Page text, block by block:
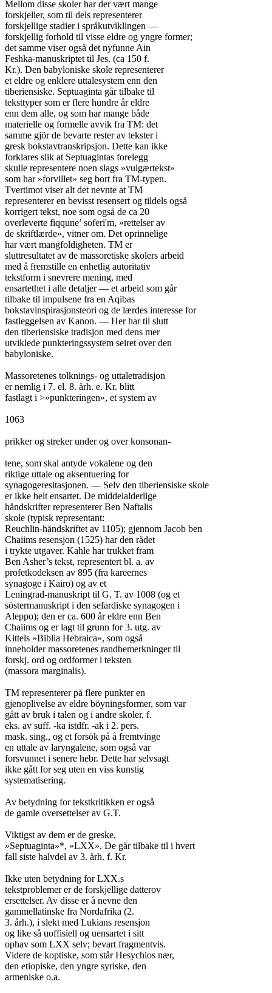
Mellom disse skoler har der vært mange
forskjeller, som til dels representerer
forskjellige stadier i språkutviklingen —
forskjellig forhold til visse eldre og yngre former;
det samme viser også det nyfunne Ain
Feshka-manuskriptet til Jes. (ca 150 f.
Kr.). Den babyloniske skole representerer
et eldre og enklere uttalesystem enn den
tiberiensiske. Septuaginta går tilbake til
teksttyper som er flere hundre år eldre
enn dem alle, og som har mange både
materielle og formelle avvik fra TM: det
samme gjör de bevarte rester av tekster i
gresk bokstavtranskripsjon. Dette kan ikke
forklares slik at Septuagintas forelegg
skulle representere noen slags »vulgærtekst»
som har »forvillet» seg bort fra TM-typen.
Tvertimot viser alt det nevnte at TM
representerer en bevisst resensert og tildels også
korrigert tekst, noe som også de ca 20
overleverte fiqqune’ soferi'm, »rettelser av
de skriftlærde», vitner om. Det oprinnelige
har vært mangfoldigheten. TM er
sluttresultatet av de massoretiske skolers arbeid
med å fremstille en enhetlig autoritativ
tekstform i snevrere mening, med
ensartethet i alle detaljer — et arbeid som går
tilbake til impulsene fra en Aqibas
bokstavinspirasjonsteori og de lærdes interesse for
fastleggelsen av Kanon. — Her har til slutt
den tiberiensiske tradisjon med dens mer
utviklede punkteringssystem seiret over den
babyloniske.
Massoretenes tolknings- og uttaletradisjon
er nemlig i 7. el. 8. årh. e. Kr. blitt
fastlagt i >»punkteringen», et system av
1063
prikker og streker under og over konsonan-
tene, som skal antyde vokalene og den
riktige uttale og aksentuering for
synagogeresitasjonen. — Selv den tiberiensiske skole
er ikke helt ensartet. De middelalderlige
håndskrifter representerer Ben Naftalis
skole (typisk representant:
Reuchlin-håndskriftet av 1105); gjennom Jacob ben
Chaiims resensjon (1525) har den rådet
i trykte utgaver. Kahle har trukket fram
Ben Asher’s tekst, representert bl. a. av
profetkodeksen av 895 (fra kareernes
synagoge i Kairo) og av et
Leningrad-manuskript til G. T. av 1008 (og et
söstermanuskript i den sefardiske synagogen i
Aleppo); den er ca. 600 år eldre enn Ben
Chaiims og er lagt til grunn for 3. utg. av
Kittels »Biblia Hebraica», som også
inneholder massoretenes randbemerkninger til
forskj. ord og ordformer i teksten
(massora marginalis).
TM representerer på flere punkter en
gjenoplivelse av eldre böyningsformer, som var
gått av bruk i talen og i andre skoler, f.
eks. av suff. -ka istdfr. -ak i 2. pers.
mask. sing., og et forsök på å fremtvinge
en uttale av laryngalene, som også var
forsvunnet i senere hebr. Dette har selvsagt
ikke gått for seg uten en viss kunstig
systematisering.
Av betydning for tekstkritikken er også
de gamle oversettelser av G.T.
Viktigst av dem er de greske,
»Septuaginta»*, »LXX». De går tilbake til i hvert
fall siste halvdel av 3. årh. f. Kr.
Ikke uten betydning for LXX.s
tekstproblemer er de forskjellige datterov
ersettelser. Av disse er å nevne den
gammellatinske fra Nordafrika (2.
3. årh.), i slekt med Lukians resensjon
og like så uoffisiell og uensartet i sitt
ophav som LXX selv; bevart fragmentvis.
Videre de koptiske, som står Hesychios nær,
den etiopiske, den yngre syriske, den
armeniske o.a.